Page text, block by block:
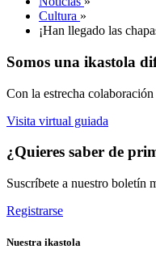
Cultura »
¡Han llegado las
Somos una ikastola
Con la estrecha
Visita virtual guiada
¿Quieres saber de
Suscríbete a nuestro boletín
Registrarse
Nuestra ikastola